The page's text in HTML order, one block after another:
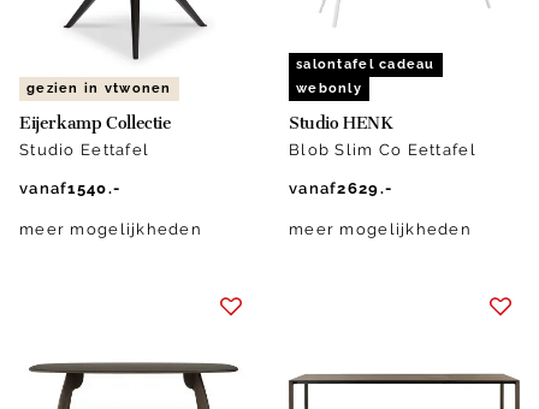
gezien in vtwonen
Eijerkamp Collectie
Studio Eettafel
vanaf1540.-
meer mogelijkheden
salontafel cadeau
webonly
Studio HENK
Blob Slim Co Eettafel
vanaf2629.-
meer mogelijkheden